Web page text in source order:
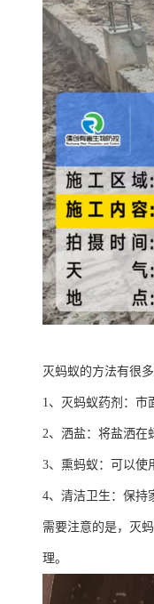
灭蚂蚁的方法有很
1、灭蚂蚁药剂：市
2、洒盐：将盐洒在
3、熏蚂蚁：可以使
4、清洁卫生：保持
需要注意的是，灭
理。